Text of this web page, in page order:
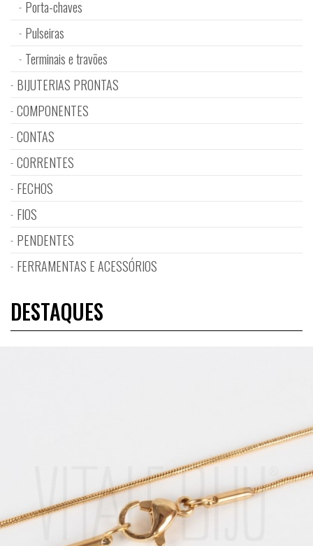
Porta-chaves
Pulseiras
Terminais e travões
BIJUTERIAS PRONTAS
COMPONENTES
CONTAS
CORRENTES
FECHOS
FIOS
PENDENTES
FERRAMENTAS E ACESSÓRIOS
DESTAQUES